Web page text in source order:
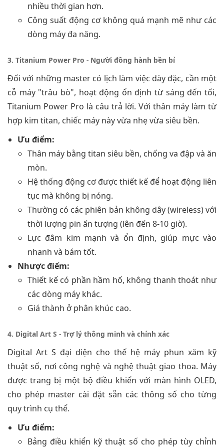
nhiều thời gian hơn.
Công suất động cơ không quá mạnh mẽ như các
dòng máy đa năng.
3. Titanium Power Pro - Người đồng hành bền bỉ
Đối với những master có lịch làm việc dày đặc, cần một
cỗ máy "trâu bò", hoạt động ổn định từ sáng đến tối,
Titanium Power Pro là câu trả lời. Với thân máy làm từ
hợp kim titan, chiếc máy này vừa nhẹ vừa siêu bền.
Ưu điểm:
Thân máy bằng titan siêu bền, chống va đập và ăn
mòn.
Hệ thống động cơ được thiết kế để hoạt động liên
tục mà không bị nóng.
Thường có các phiên bản không dây (wireless) với
thời lượng pin ấn tượng (lên đến 8-10 giờ).
Lực đâm kim mạnh và ổn định, giúp mực vào
nhanh và bám tốt.
Nhược điểm:
Thiết kế có phần hầm hố, không thanh thoát như
các dòng máy khác.
Giá thành ở phân khúc cao.
4. Digital Art S - Trợ lý thông minh và chính xác
Digital Art S đại diện cho thế hệ máy phun xăm kỹ
thuật số, nơi công nghệ và nghệ thuật giao thoa. Máy
được trang bị một bộ điều khiển với màn hình OLED,
cho phép master cài đặt sẵn các thông số cho từng
quy trình cụ thể.
Ưu điểm:
Bảng điều khiển kỹ thuật số cho phép tùy chỉnh